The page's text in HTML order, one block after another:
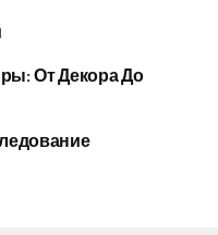
От Декора До